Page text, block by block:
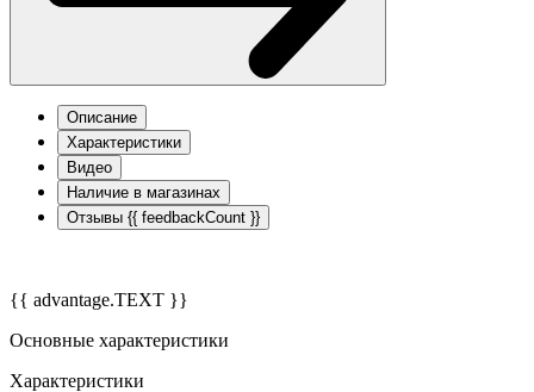
Описание
Характеристики
Видео
Наличие в магазинах
Отзывы {{ feedbackCount }}
{{ advantage.TEXT }}
Основные характеристики
Характеристики